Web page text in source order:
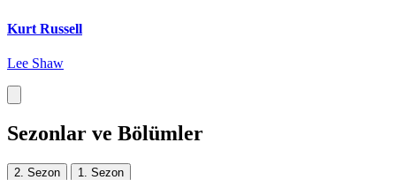
Kurt Russell
Lee Shaw
Sezonlar ve Bölümler
2. Sezon 1. Sezon